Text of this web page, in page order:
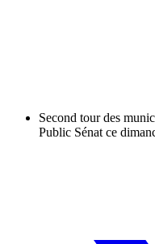
Second tour des
Public Sénat ce